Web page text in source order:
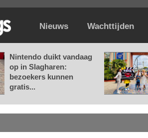
Nieuws Wachttijden
Nintendo duikt vandaag
op in Slagharen:
bezoekers kunnen
gratis...